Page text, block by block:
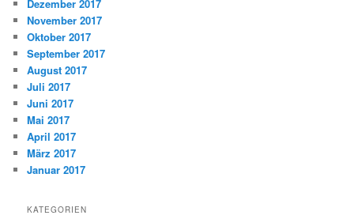
Dezember 2017
November 2017
Oktober 2017
September 2017
August 2017
Juli 2017
Juni 2017
Mai 2017
April 2017
März 2017
Januar 2017
KATEGORIEN